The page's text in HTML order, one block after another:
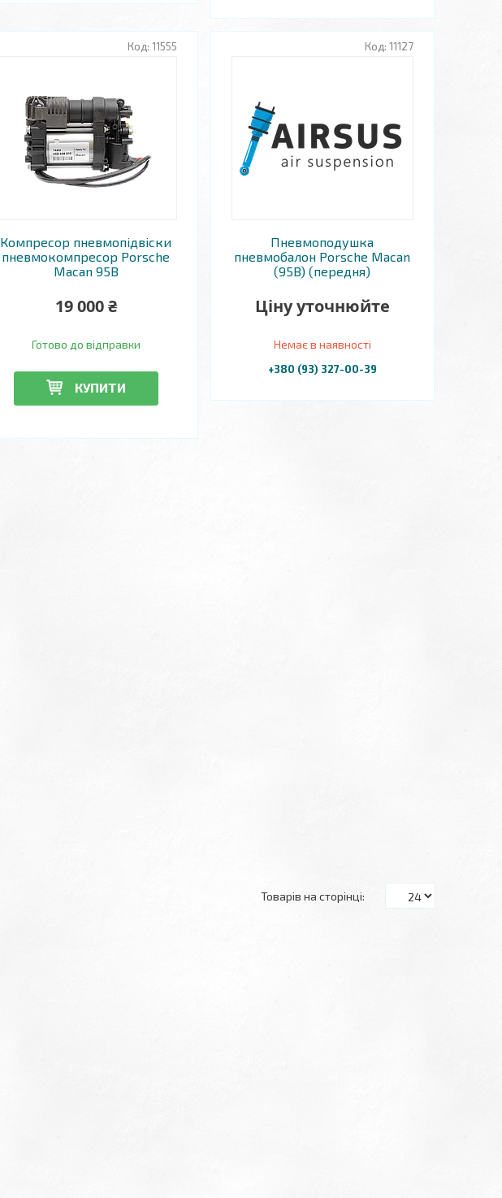
11555
Компресор пневмопідвіски
пневмокомпресор Porsche
Macan 95B
19 000 ₴
Готово до відправки
КУПИТИ
11127
Пневмоподушка
пневмобалон Porsche Macan
(95B) (передня)
Ціну уточнюйте
Немає в наявності
+380 (93) 327-00-39